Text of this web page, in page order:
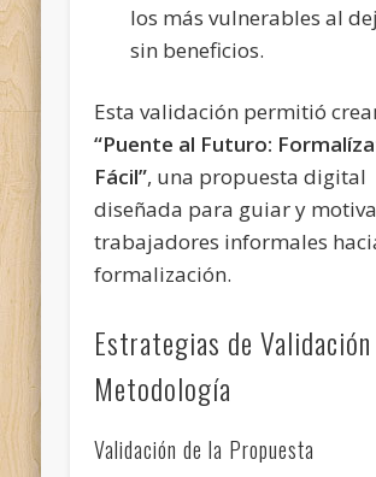
los más vulnerables al
sin beneficios.
Esta validación permitió
“Puente al Futuro:
Fácil”, una propuesta digital
diseñada para guiar y
trabajadores informales
formalización.
Estrategias de
Metodología
Validación de la Propuesta